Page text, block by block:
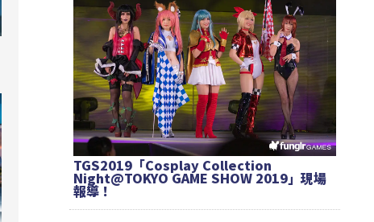
TGS2019「Cosplay Collection
Night@TOKYO GAME SHOW 2019」現場
報導！